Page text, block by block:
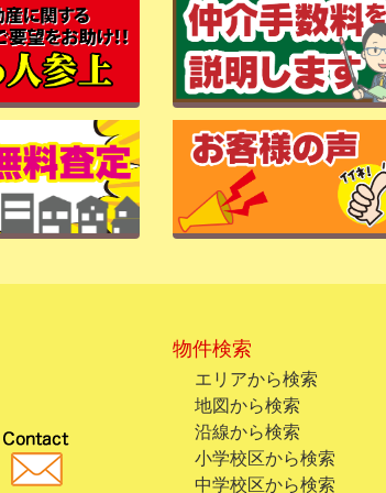
物件検索
エリアから検索
地図から検索
沿線から検索
小学校区から検索
中学校区から検索